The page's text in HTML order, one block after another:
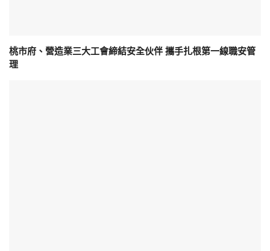
桃市府、營造業三大工會締結安全伙伴 攜手扎根第一線職安管
理